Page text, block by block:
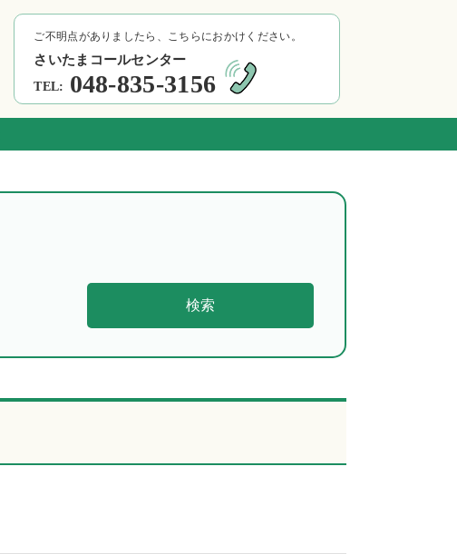
ご不明点がありましたら、こちらにおかけください。
さいたまコールセンター
TEL: 048-835-3156
検索